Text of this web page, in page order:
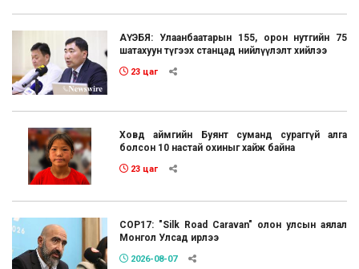
АҮЭБЯ: Улаанбаатарын 155, орон нутгийн 75
шатахуун түгээх станцад нийлүүлэлт хийлээ
23 цаг
Ховд аймгийн Буянт суманд сураггүй алга
болсон 10 настай охиныг хайж байна
23 цаг
COP17: "Silk Road Caravan" олон улсын аялал
Монгол Улсад ирлээ
2026-08-07